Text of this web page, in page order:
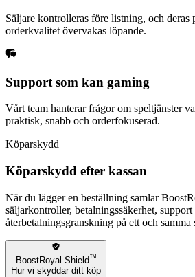
Säljare kontrolleras före listning, och deras
orderkvalitet övervakas löpande.
Support som kan gaming
Vårt team hanterar frågor om speltjänster
praktisk, snabb och orderfokuserad.
Köparskydd
Köparskydd efter kassan
När du lägger en beställning samlar
säljarkontroller, betalningssäkerhet, support
återbetalningsgranskning på ett och samma
BoostRoyal Shield™
Hur vi skyddar ditt köp